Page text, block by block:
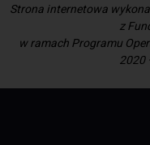
Strona internetowa
z
w ramach Programu
2020